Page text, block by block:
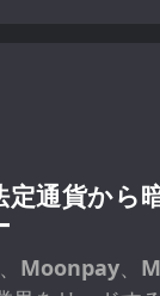
通貨から
Moonpay、